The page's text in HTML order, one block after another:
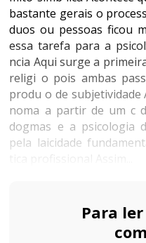
bastante gerais o
duos ou pessoas ficou
essa tarefa para a
ncia Aqui surge a
religi o pois ambas
produ o de
noma a partir de um c
dogmas e a psicologia
pela laicidade
Para